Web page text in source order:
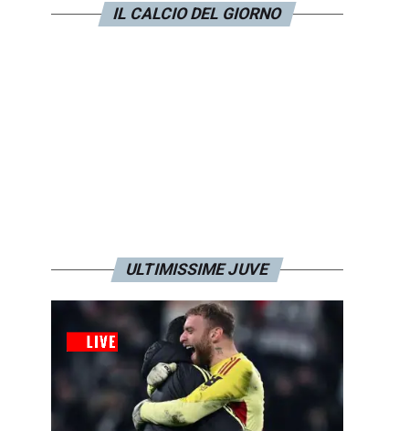
IL CALCIO DEL GIORNO
ULTIMISSIME JUVE